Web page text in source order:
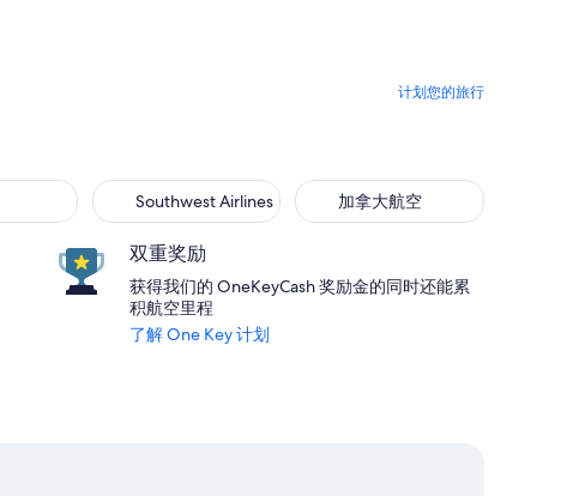
计划您的旅行
Southwest Airlines 加拿大航空
双重奖励
获得我们的 OneKeyCash 奖励金的同时还能累
积航空里程
了解 One Key 计划